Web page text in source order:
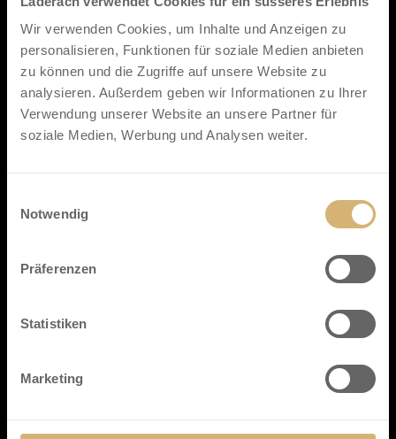
Wir verwenden Cookies, um Inhalte und Anzeigen zu
personalisieren, Funktionen für soziale Medien anbieten
zu können und die Zugriffe auf unsere Website zu
analysieren. Außerdem geben wir Informationen zu Ihrer
Verwendung unserer Website an unsere Partner für
soziale Medien, Werbung und Analysen weiter.
Notwendig
Präferenzen
Statistiken
Marketing
Läderach (Deutschland) GmbH
Hohe Strasse 117-119
50667 Köln
+49 221 999 675 04
verkauf@laderach.com
Für alle anderen Länder:
Über uns
Unsere Marke und Werte